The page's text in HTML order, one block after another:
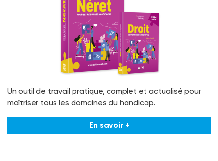
Un outil de travail pratique, complet et actualisé pour
maîtriser tous les domaines du handicap.
En savoir +